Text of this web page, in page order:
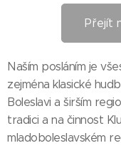
Přejít
Naším posláním je
zejména klasické
Boleslavi a širším
tradici a na činnost
mladoboleslavském